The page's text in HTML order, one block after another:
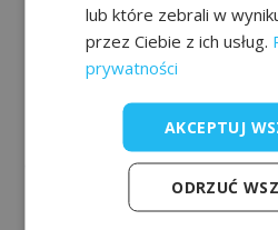
lub które zebrali w
przez Ciebie z ich usług.
prywatności
AKCEPTUJ
ODRZUĆ